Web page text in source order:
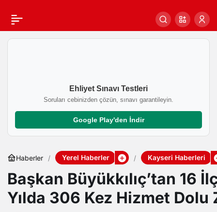
Ehliyet Sınavı Testleri
Soruları cebinizden çözün, sınavı garantileyin.
Google Play'den İndir
Haberler Yerel Haberler Kayseri Haberleri
Başkan Büyükkılıç’tan 16
Yılda 306 Kez Hizmet Dolu